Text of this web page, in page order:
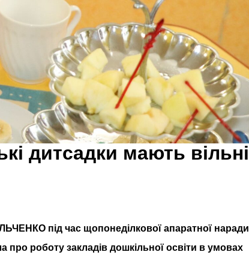
дитсадки мають вільні
під час щопонеділкової апаратної наради
роботу закладів дошкільної освіти в умовах